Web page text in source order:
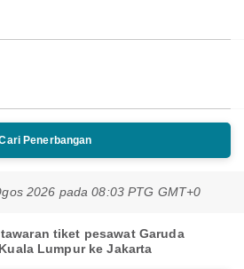
Penerbangan
2026 pada 08:03 PTG GMT+0
tiket pesawat Garuda
Lumpur ke Jakarta